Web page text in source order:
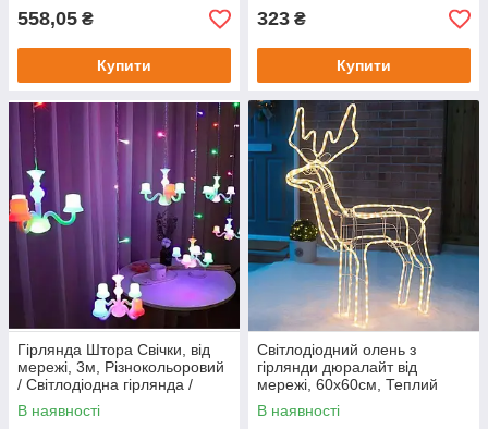
558,05 ₴
Купити
323 ₴
Купити
Гірлянда Штора Свічки, від
мережі, 3м, Різнокольоровий
/ Світлодіодна гірлянда /
Новорічна штора
В наявності
Світлодіодний олень з
гірлянди дюралайт від
мережі, 60х60см, Теплий
білий / Великий олень, що
світиться / LED олень
В наявності